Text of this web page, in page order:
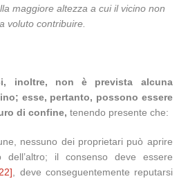
maggiore altezza a cui il vicino non
voluto contribuire.
inoltre, non è prevista alcuna
esse, pertanto, possono essere
di confine, tenendo presente che:
nessuno dei proprietari può aprire
il consenso deve essere
, deve conseguentemente reputarsi